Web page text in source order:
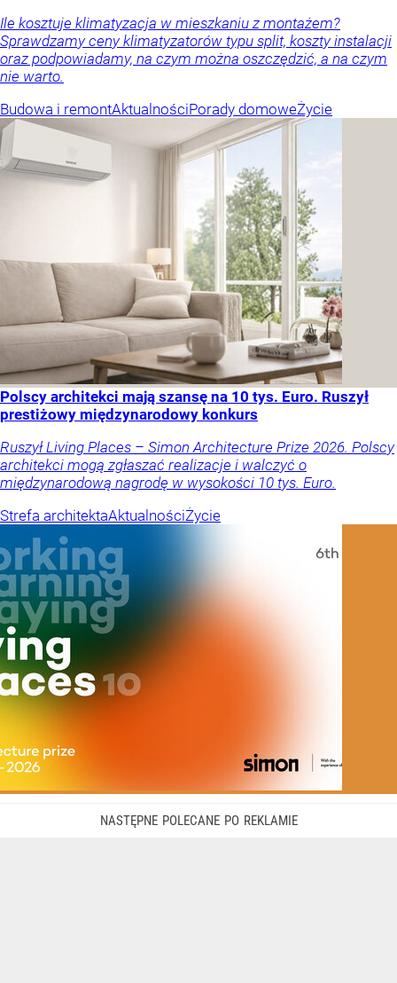
Ile kosztuje klimatyzacja w mieszkaniu z montażem?
Sprawdzamy ceny klimatyzatorów typu split, koszty instalacji
oraz podpowiadamy, na czym można oszczędzić, a na czym
nie warto.
Budowa i remontAktualnościPorady domoweŻycie
Polscy architekci mają szansę na 10 tys. Euro. Ruszył
prestiżowy międzynarodowy konkurs
Ruszył Living Places – Simon Architecture Prize 2026. Polscy
architekci mogą zgłaszać realizacje i walczyć o
międzynarodową nagrodę w wysokości 10 tys. Euro.
Strefa architektaAktualnościŻycie